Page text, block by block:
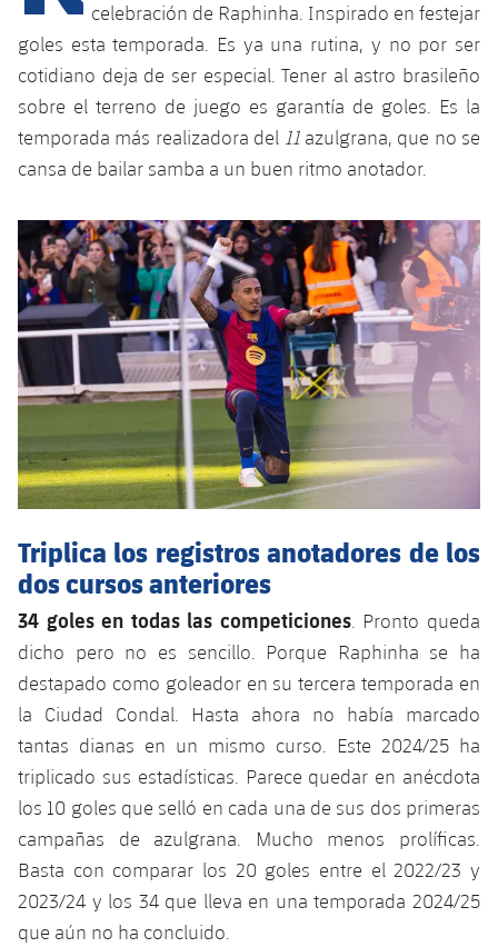
plusicon
más
Instalaciones
Palau Blaugrana
Estadi Johan Cruyff
Barça Cafe
Ciutat Esportiva
La Masia
plusicon
más
Servicios
Servicios Médicos
Accesibilidad
plusicon
más
Instalaciones
SUB13
SUB12
SUB10 A
SUB10 B
SUB9 A
SUB9 B
SUB8 A
SUB8 B
SUB13 B
SUB12 C
SUB11 C
Entradas
Gameday Shows
Resultados
Clasificación
Jugadores
Fotos
Historia
Palmarés
Base
Barça Atlètic
Junior
Cadete A
Cadete B
Infantil A
Infantil B
Mini
Campus Verano
PLUSICON
MÁS
Primer Equipo
plusicon
más
Calendario
Entradas
Resultados
Clasificaciones
Jugadores
Historia
Palmarés
Actualidad
Calendario
Resultados
Clasificaciones
Jugadores
Base
plusicon
más
Actualidad
Juvenil
Cadete B
Infantil B
PLUSICON
MÁS
Primer equipo
plusicon
más
Actualidad
Calendario
Entradas
Resultados
Clasificaciones
Jugadors
Palmarés
Historia
Barça Atlètic
plusicon
más
Actualidad
Calendario
Jugadores
Clasificaciones
Base
plusicon
más
Actualidad
Juvenil
Cadete
Infantil
Alevín
Campus Verano
PLUSICON
MÁS
Primer equipo
plusicon
más
Calendario
Entradas
Resultados
Barça Atlètic
plusicon
más
Calendario
Resultados
Base
plusicon
más
Barça C
Campus Verano
PLUSICON
MÁS
celebración de Raphinha. Inspirado en festejar
goles esta temporada. Es ya una rutina, y no por ser
cotidiano deja de ser especial. Tener al astro brasileño
sobre el terreno de juego es garantía de goles. Es la
temporada más realizadora del 11 azulgrana, que no se
cansa de bailar samba a un buen ritmo anotador.
Triplica los registros anotadores de los
dos cursos anteriores
34 goles en todas las competiciones. Pronto queda
dicho pero no es sencillo. Porque Raphinha se ha
destapado como goleador en su tercera temporada en
la Ciudad Condal. Hasta ahora no había marcado
tantas dianas en un mismo curso. Este 2024/25 ha
triplicado sus estadísticas. Parece quedar en anécdota
los 10 goles que selló en cada una de sus dos primeras
campañas de azulgrana. Mucho menos prolíficas.
Basta con comparar los 20 goles entre el 2022/23 y
2023/24 y los 34 que lleva en una temporada 2024/25
que aún no ha concluido.